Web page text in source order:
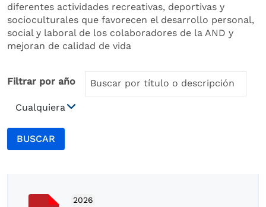
diferentes actividades recreativas, deportivas y
socioculturales que favorecen el desarrollo personal,
social y laboral de los colaboradores de la AND y
mejoran de calidad de vida
Filtrar por año
BUSCAR
2026